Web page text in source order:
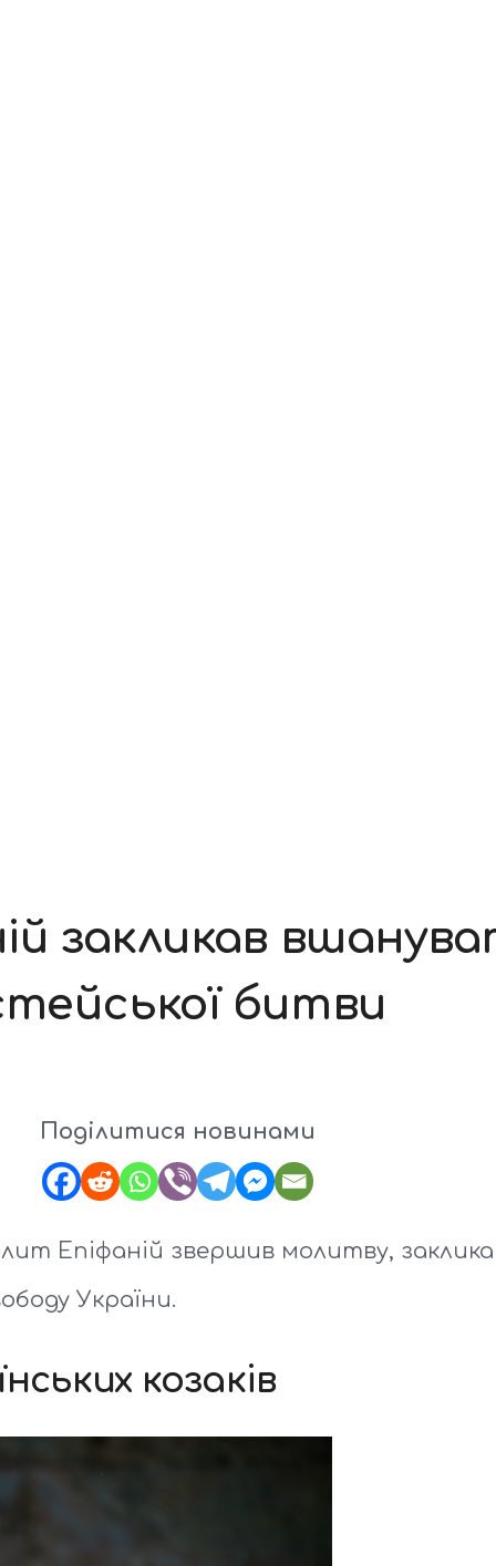
закликав
битви
Поділитися новинами
Епіфаній звершив молитву,
України.
козаків